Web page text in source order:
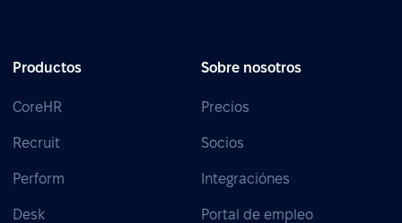
Productos
CoreHR
Recruit
Perform
Desk
Sobre nosotros
Precios
Socios
Integraciónes
Portal de empleo